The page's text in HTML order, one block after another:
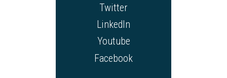
Twitter
LinkedIn
Youtube
Facebook